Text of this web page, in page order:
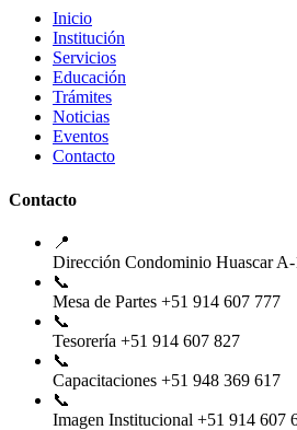
Inicio
Institución
Servicios
Educación
Trámites
Noticias
Eventos
Contacto
Contacto
📍
Dirección Condominio Huascar
📞
Mesa de Partes +51 914 607 777
📞
Tesorería +51 914 607 827
📞
Capacitaciones +51 948 369 617
📞
Imagen Institucional +51 914 607